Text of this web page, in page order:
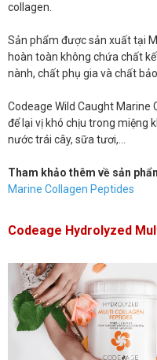
collagen.
Sản phẩm được sản xuất tại
hoàn toàn không chứa chất
nành, chất phụ gia và chất
Codeage Wild Caught Marine
để lại vị khó chịu trong miệng
nước trái cây, sữa tươi,...
Tham khảo thêm về sản
Marine Collagen Peptides
Codeage Hydrolyzed